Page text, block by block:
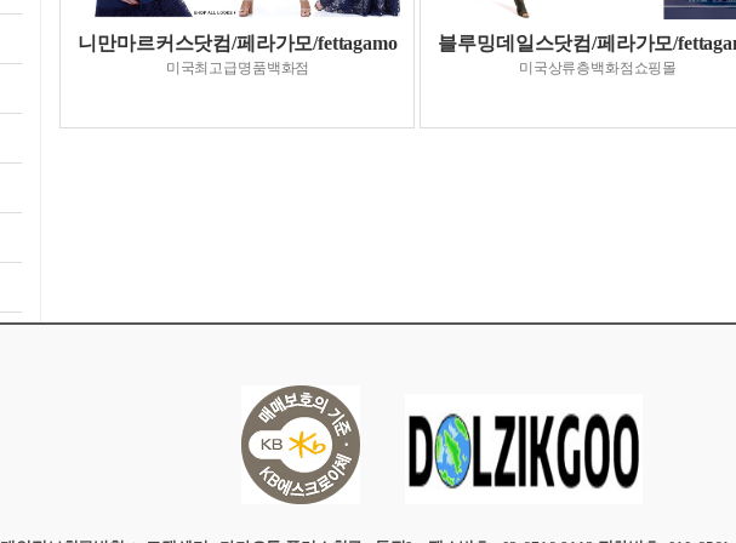
니만마르커스닷컴/페라가모/fettagamo
미국최고급명품백화점
블루밍데일스닷컴/페라가모/
미국상류층백화점쇼핑몰